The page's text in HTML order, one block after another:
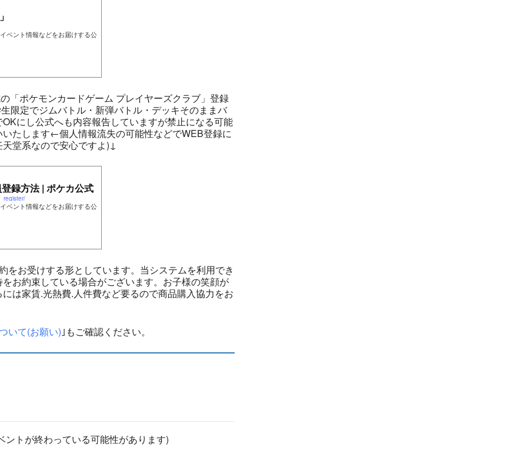
ベント情報などをお届けする公
「ポケモンカードゲーム プレイヤーズクラブ」登録
限定でジムバトル・新弾バトル・デッキそのままバ
にし公式へも内容報告していますが禁止になる可能
たします←個人情報流失の可能性などでWEB登録に
堂系なので安心ですよ)↓
録方法 | ポケカ公式
ベント情報などをお届けする公
をお受けする形としています。当システムを利用でき
お約束している場合がございます。お子様の笑顔が
は家賃.光熱費.人件費など要るので商品購入協力をお
いて(お願い) ｣もご確認ください。
トが終わっている可能性があります)